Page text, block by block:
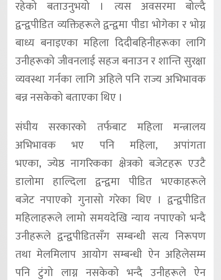
रहेको बताउनुभयो । त्यस अवसरमा बोल्दै
द्वन्द्वपीडित व्यक्तिहरूले द्वन्द्वमापीडा भोगेका र भोग्न
बाध्य बनाइएका महिला दिदीबहिनीहरूका लागि
उनीहरूको जीवनलाईसहज बनाउन र शान्ति सुरक्षा
व्यवस्था गर्नका लागि अहिले पनि राज्य अभिभावक
बन्ननसकेको बताएका थिए ।
संघीय सरकारको तर्फबाट महिला मन्त्रालय
अभिभावक
भए पनि महिला, अपांगता
भएका,ज्येष्ठ नागरिकका क्षेत्रको बजेटहरू एउटै
डालोमा हाल्दिला द्वन्द्वमा पीडित भएकाहरूले
बजेट नपाएको गुनासो गरेका थिए ।द्वन्द्वपीडित
महिलाहरूले लामो समयदेखि न्याय नपाएको भन्दै
उनीहरूले द्वन्द्वपीडितसँग सम्बन्धी सत्य निरूपण
तथा मेलमिलाप आयोग सम्बन्धी ऐन अहिलेसम्म
पनि टुंगो लाग्न नसकेको भन्दै उनीहरूले ऐन